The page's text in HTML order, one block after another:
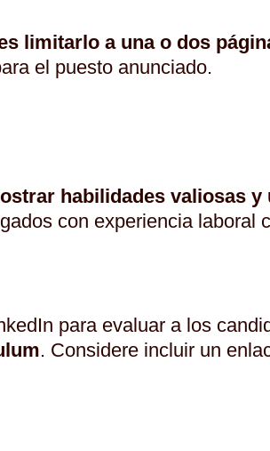
limitarlo a una o dos
el puesto anunciado.
habilidades valiosas
con experiencia laboral
para evaluar a los
. Considere incluir un